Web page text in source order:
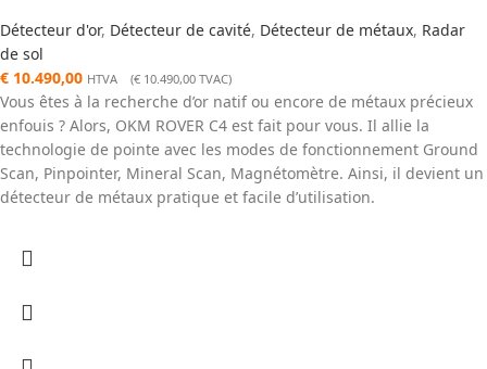
Détecteur d'or, Détecteur de cavité, Détecteur de métaux, Radar
de sol
€ 10.490,00 HTVA (€ 10.490,00 TVAC)
Vous êtes à la recherche d’or natif ou encore de métaux précieux
enfouis ? Alors, OKM ROVER C4 est fait pour vous. Il allie la
technologie de pointe avec les modes de fonctionnement Ground
Scan, Pinpointer, Mineral Scan, Magnétomètre. Ainsi, il devient un
détecteur de métaux pratique et facile d’utilisation.